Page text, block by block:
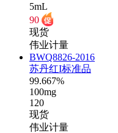
5mL
90
现货
伟业计量
BWQ8826-2016
苏丹红I标准品
99.667%
100mg
120
现货
伟业计量